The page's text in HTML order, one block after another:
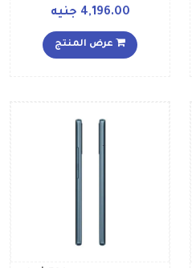
LTE بلون رمادي معدني
إصدار الشرق الأوسط
4,196.00 جنيه
عرض المنتج